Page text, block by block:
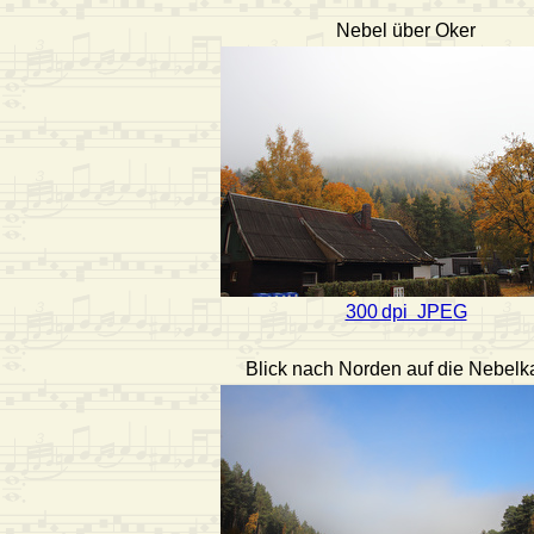
Nebel über Oker
300 dpi JPEG
Blick nach Norden auf die